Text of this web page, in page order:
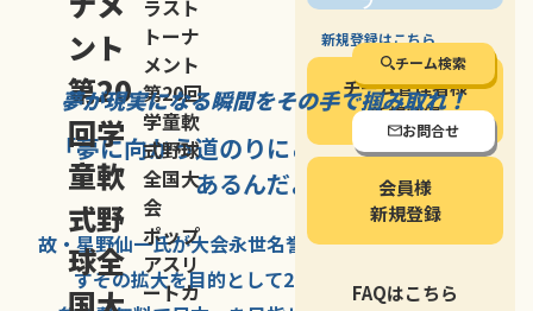
チーム検索
お問合せ
停止する
ント
第20
回学
童軟
式野
球全
ラスト
トーナ
メント
第20回
学童軟
式野球
全国大
会
ポップ
アスリ
ートカ
新規登録はこちら
チーム管理者様
新規登録
会員様
新規登録
FAQはこちら
夢が現実になる瞬間をその手で掴み取れ！
「夢に向かう道のりにこそ大きな意味が
あるんだよ」
故・星野仙一氏が大会永世名誉会長を務める、野球の
すその拡大を目的として2007年に